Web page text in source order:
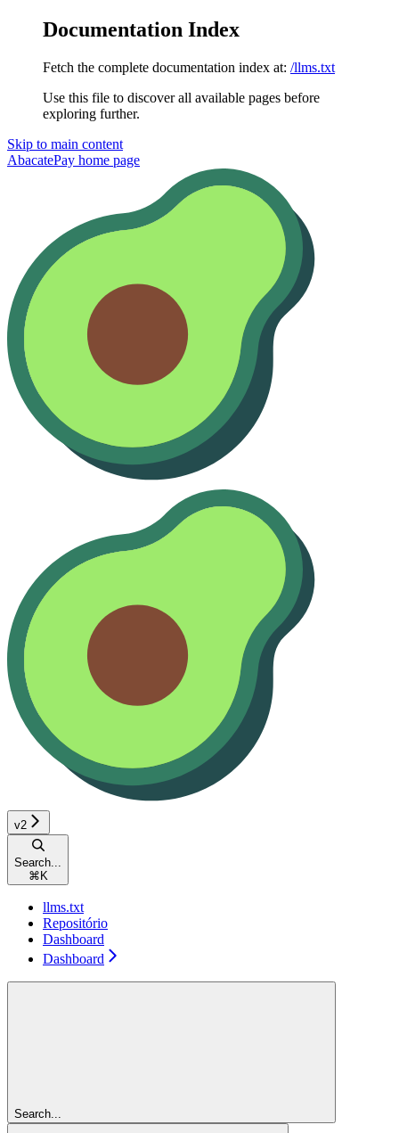
Documentation Index
Fetch the complete documentation index at: /llms.txt
Use this file to discover all available pages before
exploring further.
Skip to main content
AbacatePay home page
v2
Search...
⌘ K
llms.txt
Repositório
Dashboard
Dashboard
Search...